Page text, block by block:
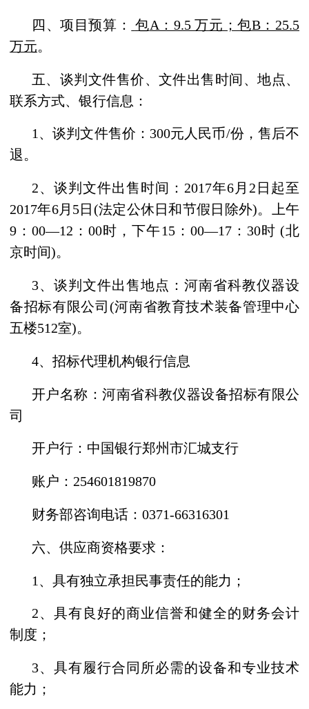
四、项目预算： 包A：9.5 万元；包B：25.5
万元。
五、谈判文件售价、文件出售时间、地点、
联系方式、银行信息：
1、谈判文件售价： 300元人民币/份，售后不
退。
2、 谈判文件出售时间： 2017年6 月 2 日 起至
2017年6月 5日 (法定公休日和节假日除外)。上午
9：00—12：00时，下午15：00—17：30时 (北
京时间)。
3、谈判 文件出售地点：河南省科教仪器设
备招标有限公司 (河南省教育技术装备管理中心
五楼512室)。
4、招标代理机构银行信息
开户名称：河南省科教仪器设备招标有限公
司
开户行：中国银行郑州市汇城支行
账户： 254601819870
财务部咨询电话： 0371-66316301
六、供应商资格要求：
1、 具有独立承担民事责任的能力；
2、 具有良好的商业信誉和健全的财务会计
制度；
3、 具有履行合同所必需的设备和专业技术
能力；